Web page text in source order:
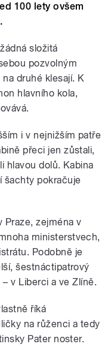
100 lety ovšem
složitá
pozvolným
druhé klesají. K
hlavního kola,
i v nejnižším patře
přeci jen zůstali,
hlavou dolů. Kabina
šachty pokračuje
Praze, zejména v
ministerstvech,
Podobně je
šestnáctipatrový
v Liberci a ve Zlíně.
říká
na růženci a tedy
Pater noster.